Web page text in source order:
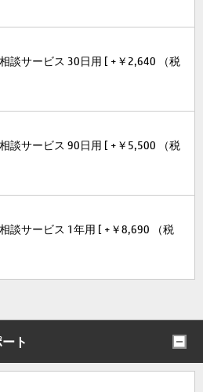
談サービス 30日用 [ +￥2,640 （税
談サービス 90日用 [ +￥5,500 （税
談サービス 1年用 [ +￥8,690 （税
ト